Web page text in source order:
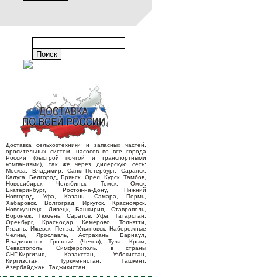
Доставка сельхозтехники и запасных частей,
оросительных систем, насосов во все города
России (быстрой почтой и транспортными
компаниями), так же через дилерскую сеть:
Москва, Владимир, Санкт-Петербург, Саранск,
Калуга, Белгород, Брянск, Орел, Курск, Тамбов,
Новосибирск, Челябинск, Томск, Омск,
Екатеринбург, Ростов-на-Дону, Нижний
Новгород, Уфа, Казань, Самара, Пермь,
Хабаровск, Волгоград, Иркутск, Красноярск,
Новокузнецк, Липецк, Башкирия, Ставрополь,
Воронеж, Тюмень, Саратов, Уфа, Татарстан,
Оренбург, Краснодар, Кемерово, Тольятти,
Рязань, Ижевск, Пенза, Ульяновск, Набережные
Челны, Ярославль, Астрахань, Барнаул,
Владивосток, Грозный (Чечня), Тула, Крым,
Севастополь, Симферополь, в страны
СНГ:Киргизия, Казахстан, Узбекистан,
Киргизстан, Туркменистан, Ташкент,
Азербайджан, Таджикистан.